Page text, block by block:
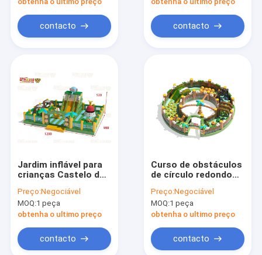
contacto contacto
Jardim inflável para
crianças Castelo de
Preço:Negociável
MOQ:1 peça
obtenha o ultimo preço
contacto
Curso de obstáculos
de círculo redondo
para crianças
Preço:Negociável
MOQ:1 peça
obtenha o ultimo preço
contacto